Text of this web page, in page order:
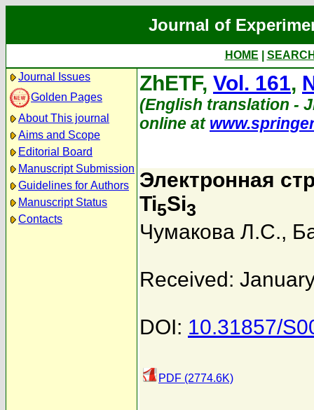
Journal of
HOME
Journal Issues
Golden Pages
About This journal
Aims and Scope
Editorial Board
Manuscript Submission
Guidelines for Authors
Manuscript Status
Contacts
ZhETF, Vol. 161,
(English translation -
online at
Электронная
Ti5Si3
Чумакова Л.С.,
Received:
DOI: 10.31857/
PDF (2774.6K)